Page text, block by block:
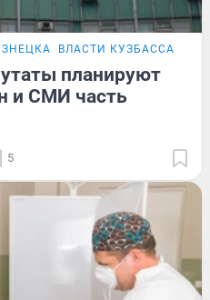
ВЛАСТИ КУЗБАССА
планируют
и СМИ часть
5